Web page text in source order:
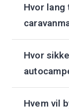
Hvor
Hvor
Hvem vil